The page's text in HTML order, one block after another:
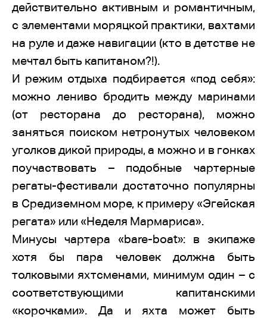
действительно активным и романтичным,
с элементами моряцкой практики, вахтами
на руле и даже навигации (кто в детстве не
мечтал быть капитаном?!).
И режим отдыха подбирается «под себя»:
можно лениво бродить между маринами
(от ресторана до ресторана), можно
заняться поиском нетронутых человеком
уголков дикой природы, а можно и в гонках
поучаствовать – подобные чартерные
регаты-фестивали достаточно популярны
в Средиземном море, к примеру «Эгейская
регата» или «Неделя Мармариса».
Минусы чартера «bare-boat»: в экипаже
хотя бы пара человек должна быть
толковыми яхтсменами, минимум один – с
соответствующими капитанскими
«корочками». Да и яхта может быть